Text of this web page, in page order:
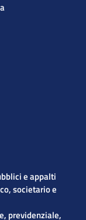
e appalti
societario e
previdenziale,